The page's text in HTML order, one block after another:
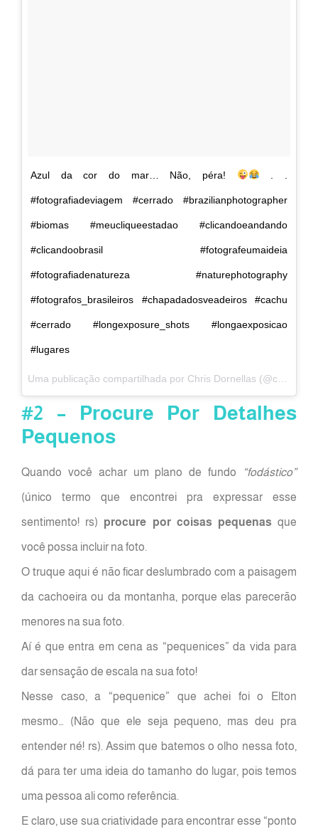
Azul da cor do mar… Não, péra!
#fotografiadeviagem #cerrado #brazilianphotographer
#biomas #meucliqueestadao #clicandoeandando
#clicandoobrasil #fotografeumaideia
#fotografiadenatureza #naturephotography
#fotografos_brasileiros #chapadadosveadeiros #cachu
#cerrado #longexposure_shots #longaexposicao
#lugares
#2 – Procure Por Detalhes
Pequenos
Quando você achar um plano de fundo “fodástico”
(único termo que encontrei pra expressar esse
sentimento! rs) procure por coisas pequenas que
você possa incluir na foto.
O truque aqui é não ficar deslumbrado com a paisagem
da cachoeira ou da montanha, porque elas parecerão
menores na sua foto.
Aí é que entra em cena as “pequenices” da vida para
dar sensação de escala na sua foto!
Nesse caso, a “pequenice” que achei foi o Elton
mesmo… (Não que ele seja pequeno, mas deu pra
entender né! rs). Assim que batemos o olho nessa foto,
dá para ter uma ideia do tamanho do lugar, pois temos
uma pessoa ali como referência.
E claro, use sua criatividade para encontrar esse “ponto